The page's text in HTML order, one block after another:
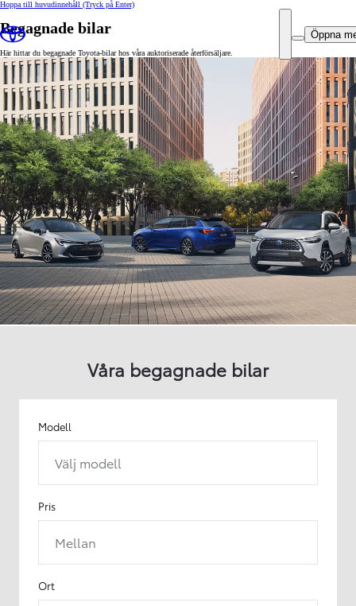
Hoppa till huvudinnehåll (Tryck på Enter)
Öppna
Begagnade bilar
Här hittar du begagnade Toyota-bilar hos våra auktoriserade återförsäljare.
Våra begagnade bilar
Modell
Välj modell
Pris
Mellan
Ort